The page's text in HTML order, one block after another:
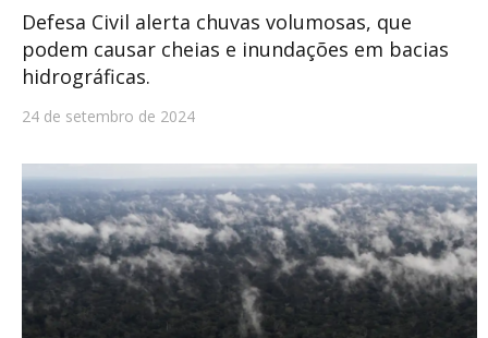
Defesa Civil alerta chuvas volumosas, que
podem causar cheias e inundações em bacias
hidrográficas.
24 de setembro de 2024